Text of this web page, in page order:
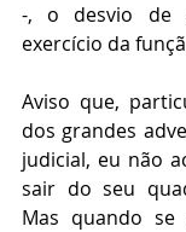
-, o desvio de
exercício da
Aviso que,
dos grandes
judicial, eu não
sair do seu
Mas quando